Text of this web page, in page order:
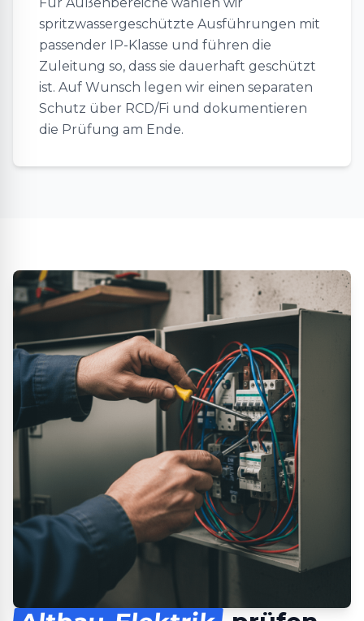
spritzwassergeschützte Ausführungen mit
passender IP-Klasse und führen die
Zuleitung so, dass sie dauerhaft geschützt
ist. Auf Wunsch legen wir einen separaten
Schutz über RCD/Fi und dokumentieren
die Prüfung am Ende.